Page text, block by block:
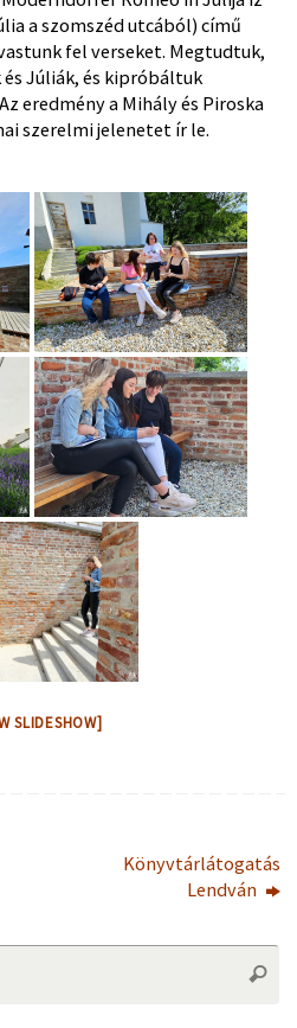
a szomszéd utcából) című
fel verseket. Megtudtuk,
Júliák, és kipróbáltuk
eredmény a Mihály és Piroska
szerelmi jelenetet ír le.
SLIDESHOW]
Könyvtárlátogatás
Lendván